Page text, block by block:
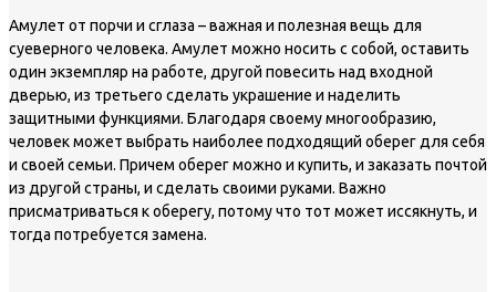
Амулет от порчи и сглаза – важная и полезная вещь для
суеверного человека. Амулет можно носить с собой, оставить
один экземпляр на работе, другой повесить над входной
дверью, из третьего сделать украшение и наделить
защитными функциями. Благодаря своему многообразию,
человек может выбрать наиболее подходящий оберег для себя
и своей семьи. Причем оберег можно и купить, и заказать почтой
из другой страны, и сделать своими руками. Важно
присматриваться к оберегу, потому что тот может иссякнуть, и
тогда потребуется замена.